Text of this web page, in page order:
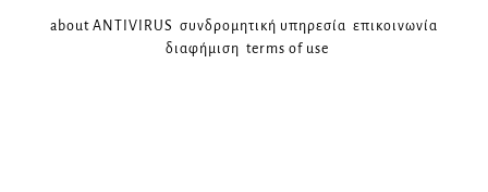
about ANTIVIRUS συνδρομητική υπηρεσία επικοινωνία
διαφήμιση terms of use